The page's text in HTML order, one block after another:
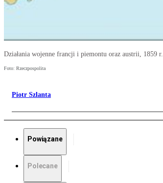
Działania wojenne francji i piemontu oraz austrii, 1859 r.
Foto: Rzeczpospolita
Piotr Szlanta
Powiązane
Polecane